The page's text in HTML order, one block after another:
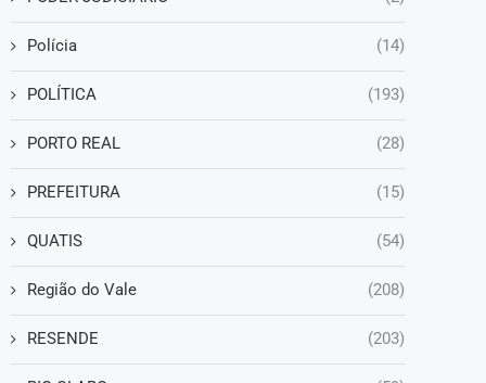
Polícia (14)
POLÍTICA (193)
PORTO REAL (28)
PREFEITURA (15)
QUATIS (54)
Região do Vale (208)
RESENDE (203)